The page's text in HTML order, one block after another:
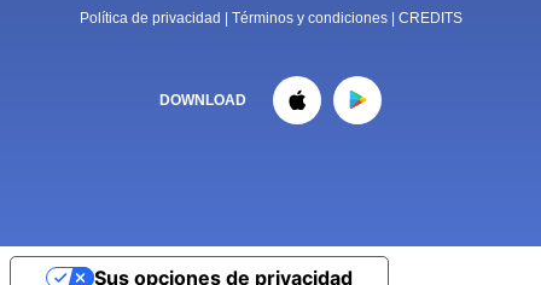
Política de privacidad Términos y condiciones CREDITS
DOWNLOAD
Sus opciones de privacidad